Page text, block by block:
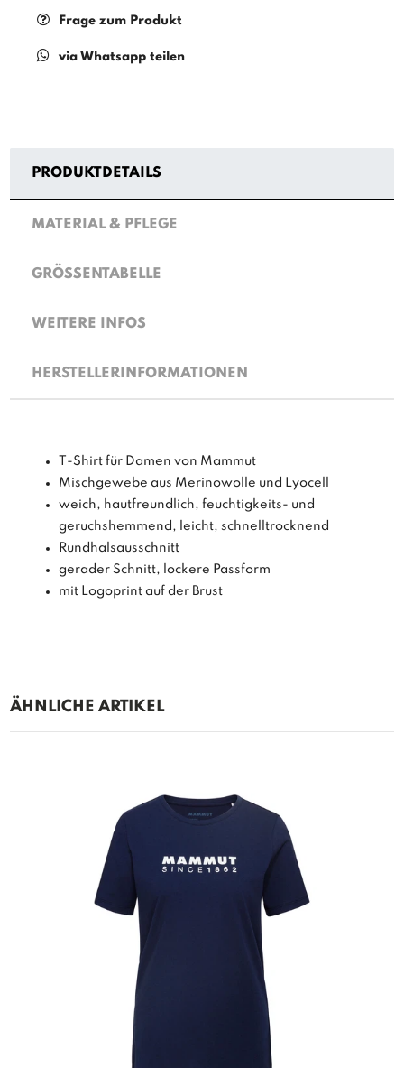
Frage zum Produkt
via Whatsapp teilen
PRODUKTDETAILS
MATERIAL & PFLEGE
GRÖSSENTABELLE
WEITERE INFOS
HERSTELLERINFORMATIONEN
T-Shirt für Damen von Mammut
Mischgewebe aus Merinowolle und Lyocell
weich, hautfreundlich, feuchtigkeits- und
geruchshemmend, leicht, schnelltrocknend
Rundhalsausschnitt
gerader Schnitt, lockere Passform
mit Logoprint auf der Brust
ÄHNLICHE ARTIKEL